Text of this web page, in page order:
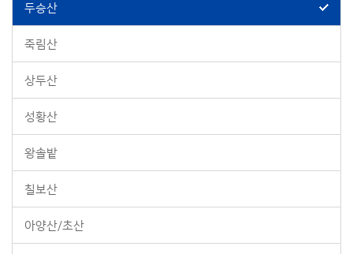
두승산
죽림산
상두산
성황산
왕솔밭
칠보산
아양산/초산